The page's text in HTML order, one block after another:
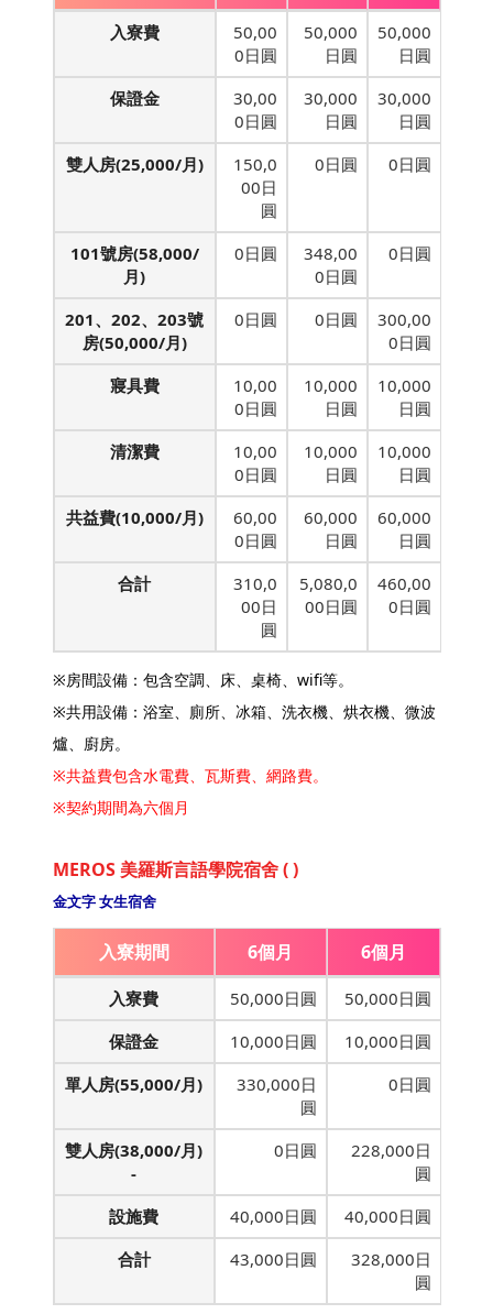
入寮費
50,00
0日圓
50,000
日圓
50,000
日圓
保證金
30,00
0日圓
30,000
日圓
30,000
日圓
雙人房(25,000/月)
150,0
00日
圓
0日圓 0日圓
101號房(58,000/
月)
0日圓
348,00
0日圓
0日圓
201、202、203號
房(50,000/月)
0日圓 0日圓
300,00
0日圓
寢具費
10,00
0日圓
10,000
日圓
10,000
日圓
清潔費
10,00
0日圓
10,000
日圓
10,000
日圓
共益費(10,000/月)
60,00
0日圓
60,000
日圓
60,000
日圓
合計
310,0
00日
圓
5,080,0
00日圓
460,00
0日圓
※房間設備：包含空調、床、桌椅、wifi等。
※共用設備：浴室、廁所、冰箱、洗衣機、烘衣機、微波
爐、廚房。
※共益費包含水電費、瓦斯費、網路費。
※契約期間為六個月
MEROS 美羅斯言語學院宿舍 ( )
金文字 女生宿舍
入寮期間 6個月 6個月
入寮費 50,000日圓
50,000日圓
保證金
10,000日圓
10,000日圓
單人房(55,000/月)
330,000日
圓
0日圓
雙人房(38,000/月)
-
0日圓
228,000日
圓
設施費
40,000日圓
40,000日圓
合計
43,000日圓
328,000日
圓